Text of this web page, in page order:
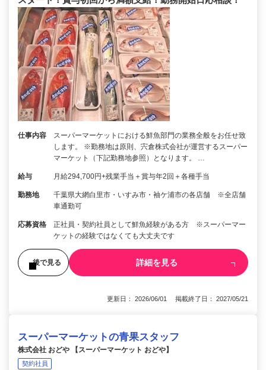
仕事内容
スーパーマーケットにおける鮮魚部門の業務全般をお任せ致
します。 ※勤務地は原則、宍倉株式会社が運営するスーパー
マーケット（下記勤務地参照）となります。 …
給与 月給294,700円+残業手当＋賞与年2回＋各種手当
勤務地
千葉県大網白里市・いすみ市・袖ケ浦市の各店舗 ※全店舗
車通勤可
応募資格
正社員・契約社員として鮮魚経験がある方 ※スーパーマー
ケットの経験ではなくても大丈夫です
後で見る 詳細を見る
更新日： 2026/06/01 掲載終了日： 2027/05/21
スーパーマーケットの青果スタッフ
株式会社 おどや 【スーパーマーケット おどや】
契約社員